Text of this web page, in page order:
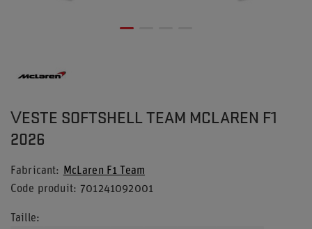
VESTE SOFTSHELL TEAM MCLAREN F1
2026
Fabricant
McLaren F1 Team
Code produit
701241092001
Taille